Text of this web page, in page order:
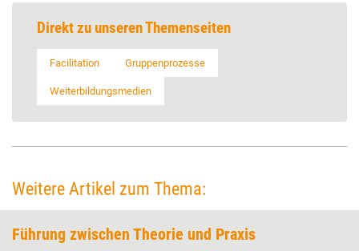
Direkt zu unseren Themenseiten
Facilitation Gruppenprozesse
Weiterbildungsmedien
Weitere Artikel zum Thema:
Führung zwischen Theorie und Praxis